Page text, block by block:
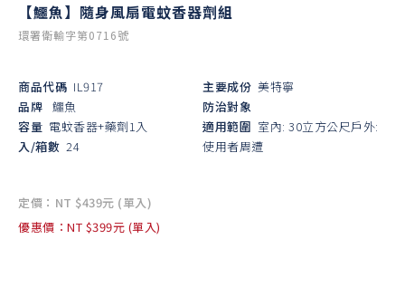
【鱷魚】隨身風扇電蚊香器劑組
環署衛輸字第0716號
商品代碼 IL917
品牌 鱷魚
容量 電蚊香器+藥劑1入
入/箱數 24
主要成份 美特寧
防治對象
適用範圍 室內: 30立方公尺戶外:
使用者周遭
定價：NT $439元 (單入)
優惠價：NT $399元 (單入)